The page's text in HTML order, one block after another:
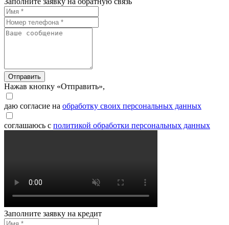
Отправить
Нажав кнопку «Отправить»,
даю согласие на обработку своих персональных данных
соглашаюсь с политикой обработки персональных данных
Заполните заявку на кредит